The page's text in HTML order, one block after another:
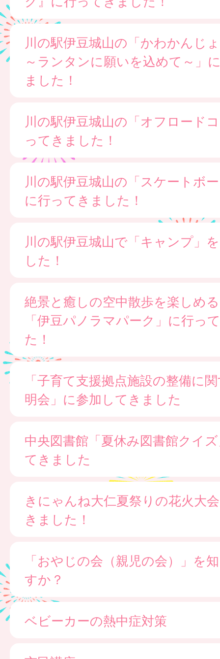
川の駅伊豆城山の「かわかんじ
～ランタンに願いを込めて～」
ました！
川の駅伊豆城山の「オフロード
ってきました！
川の駅伊豆城山の「スケートボ
に行ってきました！
川の駅伊豆城山で「キャンプ」
した！
絶景と癒しの空中散歩を楽しめる
「伊豆パノラマパーク」に行っ
た！
「子育て支援拠点施設の整備に
明会」に参加してきました
中央図書館「夏休み図書館クイ
てきました
きにゃんね大仁夏祭りの花火大
きました！
「おやじの会（親児の会）」を
すか？
ベビーカーの熱中症対策